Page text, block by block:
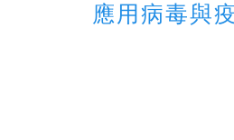
應用病毒與